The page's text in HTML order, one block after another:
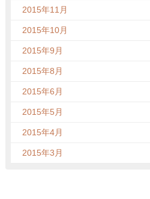
2015年11月
2015年10月
2015年9月
2015年8月
2015年6月
2015年5月
2015年4月
2015年3月